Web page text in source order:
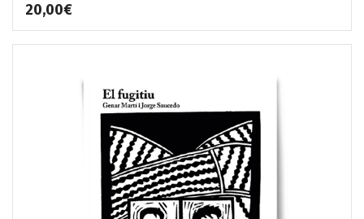
20,00€